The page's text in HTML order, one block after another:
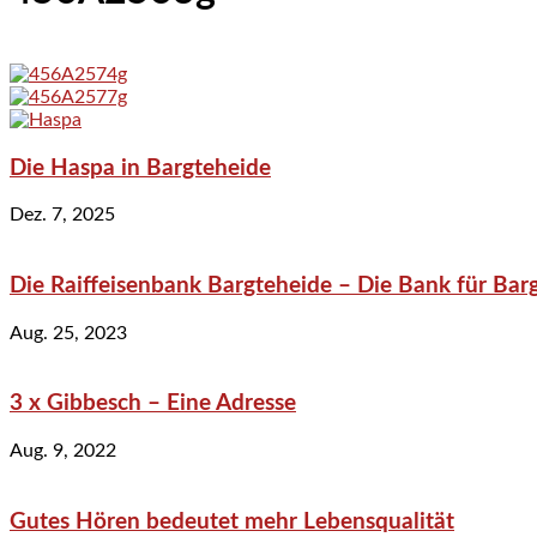
Die Haspa in Bargteheide
Dez. 7, 2025
Die Raiffeisenbank Bargteheide – Die Bank für
Aug. 25, 2023
3 x Gibbesch – Eine Adresse
Aug. 9, 2022
Gutes Hören bedeutet mehr Lebensqualität